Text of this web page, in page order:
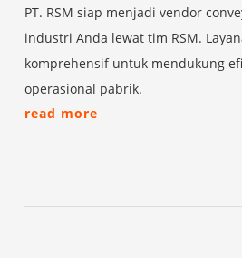
PT. RSM siap menjadi vendor
industri Anda lewat tim RSM.
komprehensif untuk mendukung
operasional pabrik.
read more